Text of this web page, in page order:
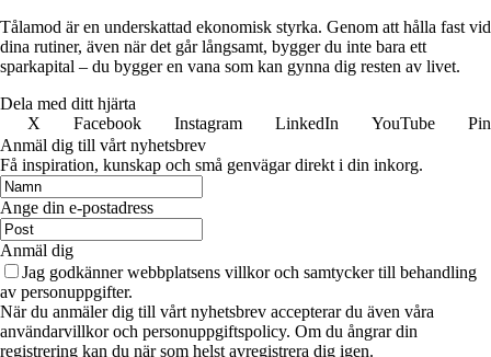
Tålamod är en underskattad ekonomisk styrka. Genom att hålla fast vid
dina rutiner, även när det går långsamt, bygger du inte bara ett
sparkapital – du bygger en vana som kan gynna dig resten av livet.
Dela med ditt hjärta
X
Facebook Instagram LinkedIn YouTube
Anmäl dig till vårt nyhetsbrev
Få inspiration, kunskap och små genvägar direkt i din inkorg.
Ange din e-postadress
Anmäl dig
Jag godkänner webbplatsens villkor och samtycker till behandling
av personuppgifter.
När du anmäler dig till vårt nyhetsbrev accepterar du även våra
användarvillkor och personuppgiftspolicy. Om du ångrar din
registrering kan du när som helst avregistrera dig igen.